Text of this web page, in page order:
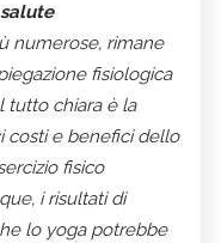
numerose, rimane
fisiologica
tutto chiara è la
costi e benefici dello
fisico
i risultati di
lo yoga potrebbe